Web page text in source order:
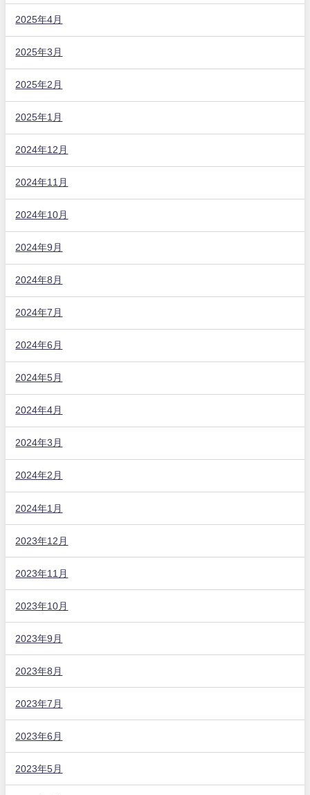
2025年4月
2025年3月
2025年2月
2025年1月
2024年12月
2024年11月
2024年10月
2024年9月
2024年8月
2024年7月
2024年6月
2024年5月
2024年4月
2024年3月
2024年2月
2024年1月
2023年12月
2023年11月
2023年10月
2023年9月
2023年8月
2023年7月
2023年6月
2023年5月